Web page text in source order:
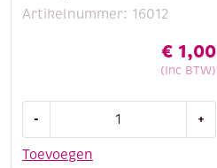
Artikelnummer: 16012
€ 1,00
(Inc BTW)
Toevoegen
-
satijnkoord,
+